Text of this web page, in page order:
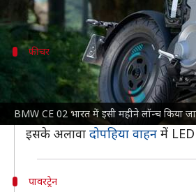
BMW CE 02 भारत में इसी महीने लॉन्च किया
फीचर
इन सुविधाओं के साथ
CE 02 मौजूदा किसी भी साधारण
साथ ही स्कूटर सिंगल-पीस सीट और
इसके अलावा दोपहिया वाहन में
पावरट्रेन